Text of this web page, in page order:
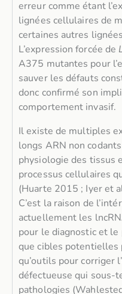
erreur comme étant
lignées cellulaires de
certaines autres
L’expression forcée de
A375 mutantes pour
sauver les défauts
donc confirmé son
comportement invasif.
Il existe de multiples
longs ARN non
physiologie des tissus
processus cellulaires
(Huarte 2015 ; Iyer et
C’est la raison de
actuellement les
pour le diagnostic et
que cibles potentielles
qu’outils pour corriger
défectueuse qui sous-
pathologies